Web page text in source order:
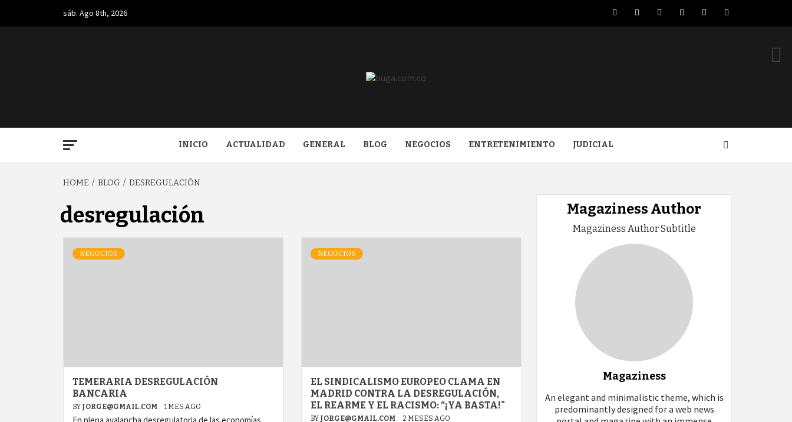
content
sáb. Ago 8th, 2026 FacebookTwitterLinkedIn
VK YouTubeInstagram
BUGA.COM.CO
INICIO ACTUALIDAD GENERAL BLOG NEGOCIOS ENTRETENIMIENTO JUDICIAL
HOME BLOG DESREGULACIÓN
desregulación
NEGOCIOS
TEMERARIA DESREGULACIÓN
BANCARIA
BY JORGE@GMAIL.COM 1 MES AGO
NEGOCIOS
EL SINDICALISMO EUROPEO CLAMA EN
MADRID CONTRA LA DESREGULACIÓN,
EL REARME Y EL RACISMO: “¡YA BASTA!"
BY JORGE@GMAIL.COM 2 MESES AGO
Magaziness Author
Magaziness Author Subtitle
Magaziness
An elegant and minimalistic theme, which is
predominantly designed for a web news